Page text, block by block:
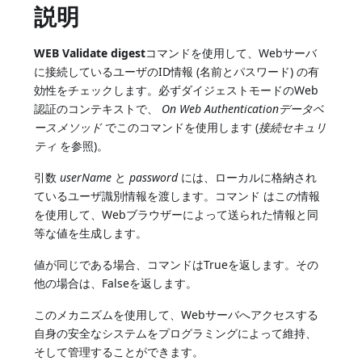
説明
WEB Validate digestコマンドを使用して、Webサーバ
に接続しているユーザのID情報 (名前とパスワード) の有
効性をチェックします。必ずダイジェストモードのWeb
認証のコンテキストで、 On Web Authenticationデータベ
ースメソッドでこのコマンドを使用します (接続セキュリ
ティ を参照)。
引数userName とpasswordには、ローカルに格納され
ているユーザ識別情報を渡します。コマンド はこの情報
を使用して、Webブラウザーによって送られた情報と同
等な値を生成します。
値が同じである場合、コマンドはTrueを返します。その
他の場合は、Falseを返します。
このメカニズムを使用して、Webサーバへアクセスする
自身の安全なシステムをプログラミングによって維持、
そして管理することができます。